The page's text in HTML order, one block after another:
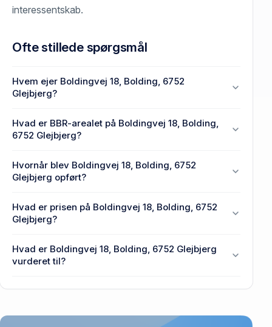
interessentskab.
Ofte stillede spørgsmål
Hvem ejer Boldingvej 18, Bolding, 6752
Glejbjerg?
6752 Glejbjerg.
Hvad er BBR-arealet på Boldingvej 18, Bolding,
6752 Glejbjerg?
Bolding, 6752 Glejbjerg.
Hvornår blev Boldingvej 18, Bolding, 6752
Glejbjerg opført?
Boldingvej 18, Bolding, 6752 Glejbjerg.
Hvad er prisen på Boldingvej 18, Bolding, 6752
Glejbjerg?
6752 Glejbjerg senest blev handlet i 1991.
Hvad er Boldingvej 18, Bolding, 6752 Glejbjerg
vurderet til?